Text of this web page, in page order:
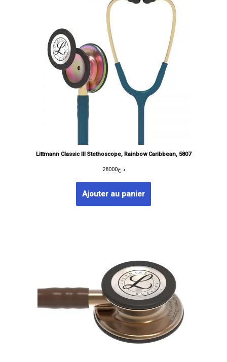
Littmann Classic III Stethoscope, Rainbow Caribbean, 5807
د.ج28000
Ajouter au panier